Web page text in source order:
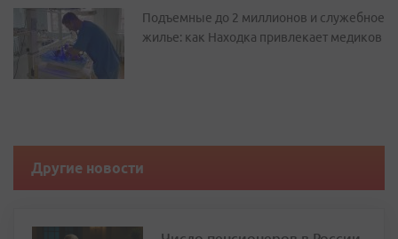
Подъемные до 2 миллионов и служебное
жилье: как Находка привлекает медиков
Другие новости